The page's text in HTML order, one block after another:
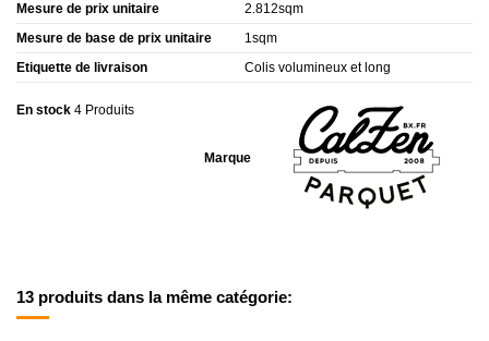
Mesure de prix unitaire
2.812sqm
Mesure de base de prix unitaire
1sqm
Etiquette de livraison
Colis volumineux et long
Marque
En stock 4 Produits
13 produits dans la même catégorie: